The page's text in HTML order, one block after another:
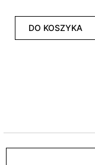
DO KOSZYKA